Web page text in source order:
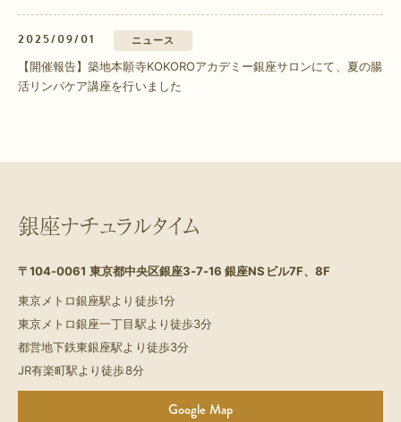
2025/09/01 ニュース
【開催報告】築地本願寺KOKOROアカデミー銀座サロンにて、夏の腸
活リンパケア講座を行いました
銀座ナチュラルタイム
〒104-0061 東京都中央区銀座3-7-16 銀座NSビル7F、8F
東京メトロ銀座駅より徒歩1分
東京メトロ銀座一丁目駅より徒歩3分
都営地下鉄東銀座駅より徒歩3分
JR有楽町駅より徒歩8分
Google Map